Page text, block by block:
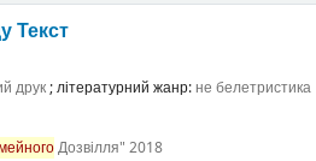
Текст
друк; літературний жанр:не белетристика
Дозвілля" 2018